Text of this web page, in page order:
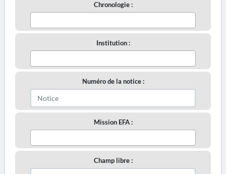
Chronologie :
Institution :
Numéro de la notice :
Mission EFA :
Champ libre :